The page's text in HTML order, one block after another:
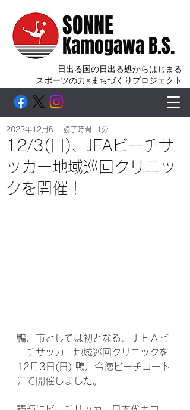
SONNE
Kamogawa B.S.
日出る国の日出る処からはじまる
スポーツの力×まちづくりプロジェクト
12/3(日)、JFAビーチサ
ッカー地域巡回クリニッ
クを開催！
2023年12月6日 読了時間: 1分
鴨川市としては初となる、ＪＦＡビ
ーチサッカー地域巡回クリニックを
12月3日(日) 鴨川令徳ビーチコート
にて開催しました。